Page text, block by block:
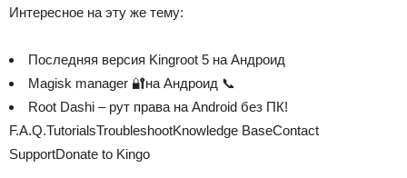
Интересное на эту же тему:
Последняя версия Kingroot 5 на Андроид
Magisk manager 🔐на Андроид 📞
Root Dashi – рут права на Android без ПК!
F.A.Q.TutorialsTroubleshootKnowledge BaseContact
SupportDonate to Kingo